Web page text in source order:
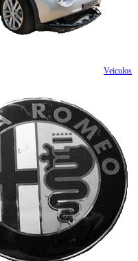
Veiculos